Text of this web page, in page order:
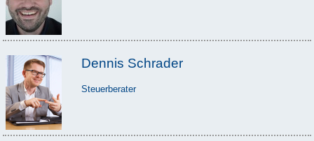
Dennis Schrader
Steuerberater